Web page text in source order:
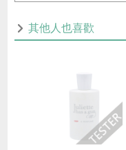
其他人也喜歡